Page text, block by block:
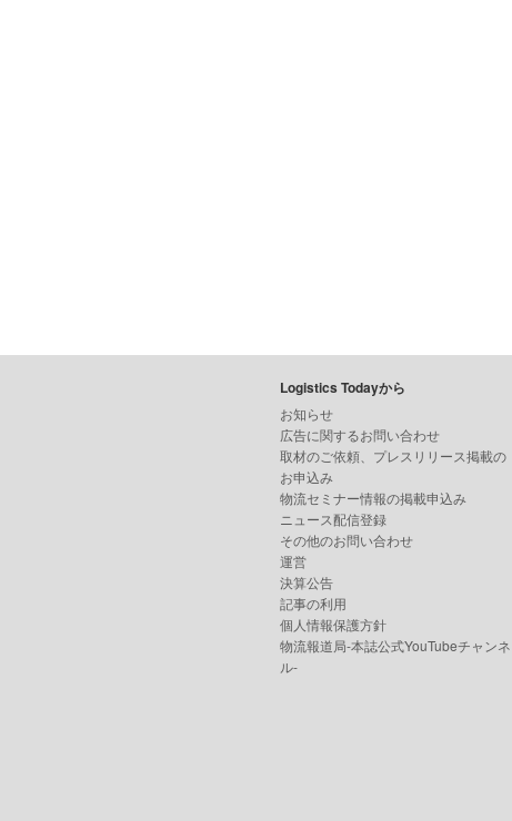
Logistics Todayから
お知らせ
広告に関するお問い合わせ
取材のご依頼、プレスリリース掲載の
お申込み
物流セミナー情報の掲載申込み
ニュース配信登録
その他のお問い合わせ
運営
決算公告
記事の利用
個人情報保護方針
物流報道局-本誌公式YouTubeチャンネ
ル-